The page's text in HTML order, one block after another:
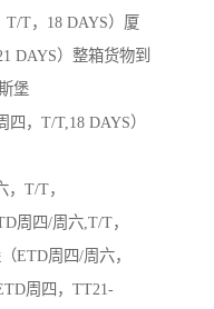
T，18 DAYS）厦
DAYS）整箱货物到
堡
，T/T,18 DAYS）
T/T，
周四/周六,T/T，
ETD周四/周六，
周四，TT21-